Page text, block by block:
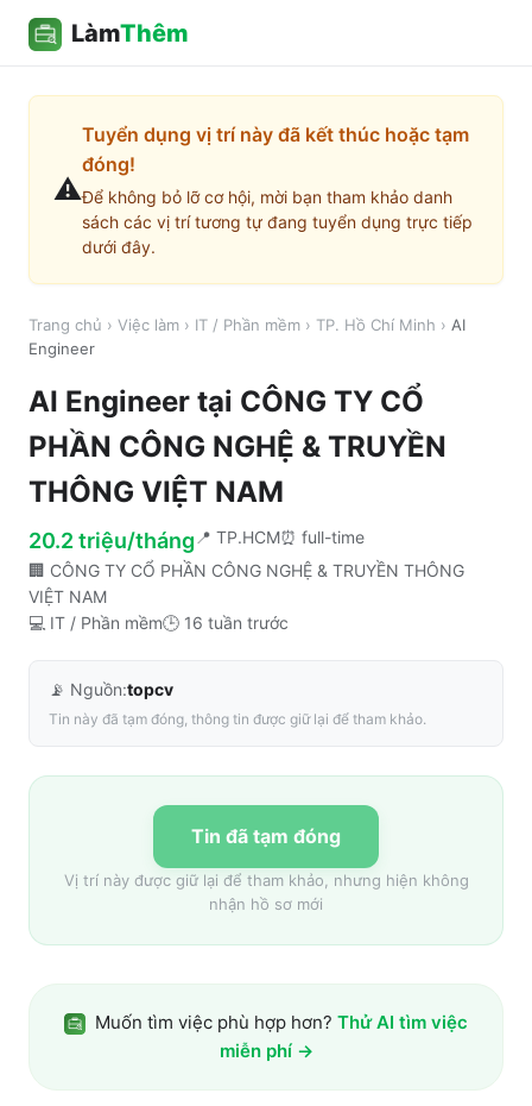
LàmThêm
⚠️
Tuyển dụng vị trí này đã kết thúc hoặc tạm
đóng!
Để không bỏ lỡ cơ hội, mời bạn tham khảo danh
sách các vị trí tương tự đang tuyển dụng trực tiếp
dưới đây.
Trang chủ › Việc làm › IT / Phần mềm › TP. Hồ Chí Minh › AI
Engineer
AI Engineer tại CÔNG TY CỔ
PHẦN CÔNG NGHỆ & TRUYỀN
THÔNG VIỆT NAM
20.2 triệu/tháng 📍 TP.HCM⏰ full-time
🏢 CÔNG TY CỔ PHẦN CÔNG NGHỆ & TRUYỀN THÔNG
VIỆT NAM
💻 IT / Phần mềm🕒 16 tuần trước
📡 Nguồn:topcv
Tin này đã tạm đóng, thông tin được giữ lại để tham khảo.
Tin đã tạm đóng
Vị trí này được giữ lại để tham khảo, nhưng hiện không
nhận hồ sơ mới
Muốn tìm việc phù hợp hơn? Thử AI tìm việc
miễn phí →